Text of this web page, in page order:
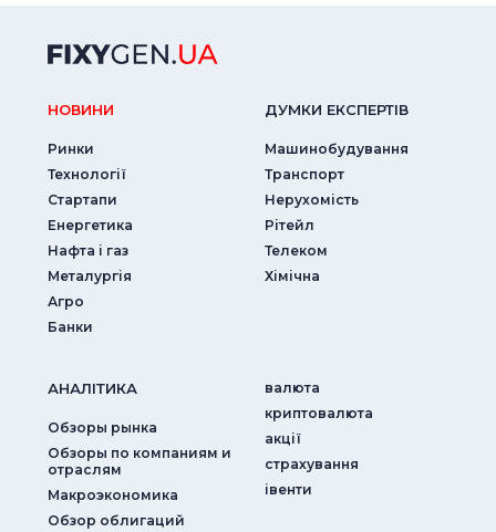
НОВИНИ
Ринки
Технології
Стартапи
Енергетика
Нафта і газ
Металургія
Агро
Банки
ДУМКИ ЕКСПЕРТIВ
Машинобудування
Транспорт
Нерухомість
Рітейл
Телеком
Хімічна
АНАЛIТИКА
Обзоры рынка
Обзоры по компаниям и
отраслям
Макроэкономика
Обзор облигаций
валюта
криптовалюта
акції
страхування
iвенти